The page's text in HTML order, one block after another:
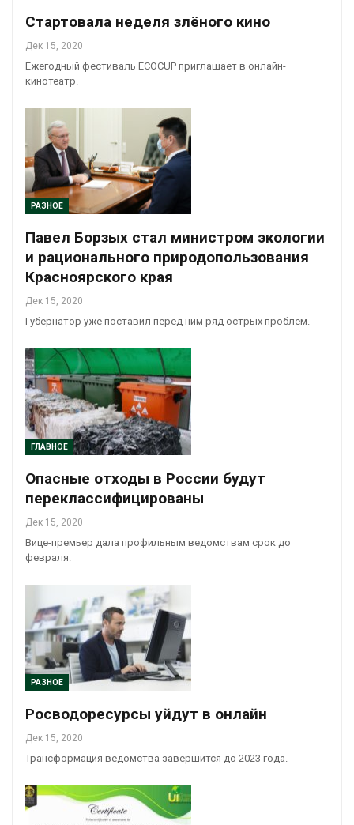
Стартовала неделя злёного кино
Дек 15, 2020
Ежегодный фестиваль ECOCUP приглашает в онлайн-
кинотеатр.
РАЗНОЕ
Павел Борзых стал министром экологии
и рационального природопользования
Красноярского края
Дек 15, 2020
Губернатор уже поставил перед ним ряд острых проблем.
ГЛАВНОЕ
Опасные отходы в России будут
переклассифицированы
Дек 15, 2020
Вице-премьер дала профильным ведомствам срок до
февраля.
РАЗНОЕ
Росводоресурсы уйдут в онлайн
Дек 15, 2020
Трансформация ведомства завершится до 2023 года.